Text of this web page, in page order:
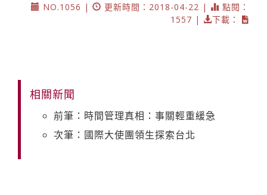
NO.1056 |
更新時間：2018-04-22 |
點閱：
1557 |
下載：
相關新聞
前筆：時間管理真相：事關輕重緩急
次筆：國際大使團領生探索台北